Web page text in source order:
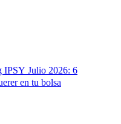
IPSY Julio 2026: 6
en tu bolsa